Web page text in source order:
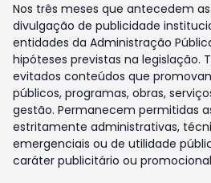
Nos três meses que antecedem
divulgação de publicidade
entidades da Administração
hipóteses previstas na legislação.
evitados conteúdos que
públicos, programas, obras,
gestão. Permanecem permitidas
estritamente administrativas,
emergenciais ou de utilidade
caráter publicitário ou